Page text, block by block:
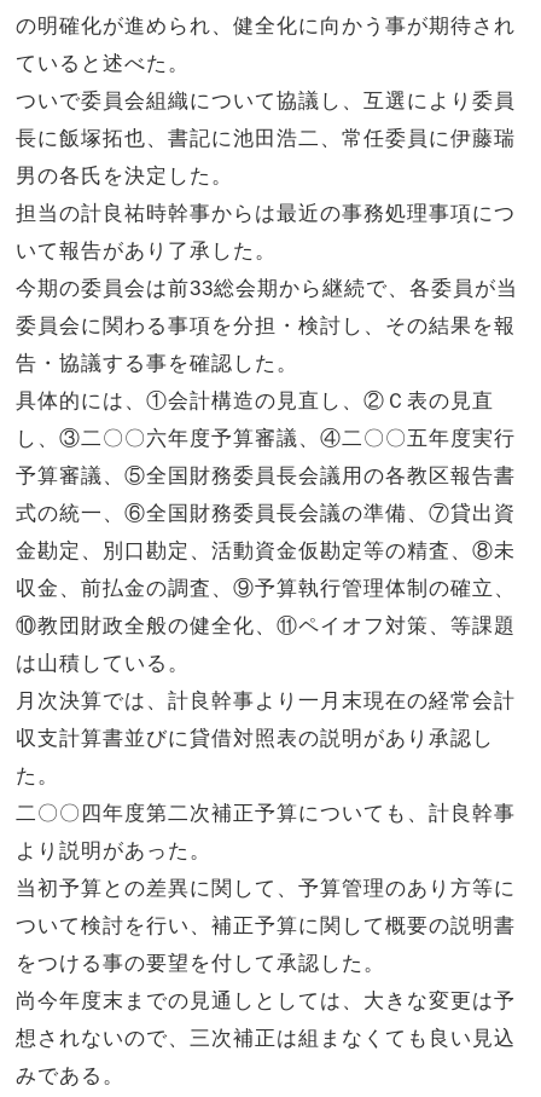
の明確化が進められ、健全化に向かう事が期待され
ていると述べた。
ついで委員会組織について協議し、互選により委員
長に飯塚拓也、書記に池田浩二、常任委員に伊藤瑞
男の各氏を決定した。
担当の計良祐時幹事からは最近の事務処理事項につ
いて報告があり了承した。
今期の委員会は前33総会期から継続で、各委員が当
委員会に関わる事項を分担・検討し、その結果を報
告・協議する事を確認した。
具体的には、①会計構造の見直し、②Ｃ表の見直
し、③二〇〇六年度予算審議、④二〇〇五年度実行
予算審議、⑤全国財務委員長会議用の各教区報告書
式の統一、⑥全国財務委員長会議の準備、⑦貸出資
金勘定、別口勘定、活動資金仮勘定等の精査、⑧未
収金、前払金の調査、⑨予算執行管理体制の確立、
⑩教団財政全般の健全化、⑪ペイオフ対策、等課題
は山積している。
月次決算では、計良幹事より一月末現在の経常会計
収支計算書並びに貸借対照表の説明があり承認し
た。
二〇〇四年度第二次補正予算についても、計良幹事
より説明があった。
当初予算との差異に関して、予算管理のあり方等に
ついて検討を行い、補正予算に関して概要の説明書
をつける事の要望を付して承認した。
尚今年度末までの見通しとしては、大きな変更は予
想されないので、三次補正は組まなくても良い見込
みである。